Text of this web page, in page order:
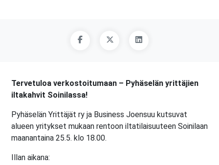
Tervetuloa verkostoitumaan – Pyhäselän yrittäjien
iltakahvit Soinilassa!
Pyhäselän Yrittäjät ry ja Business Joensuu kutsuvat
alueen yritykset mukaan rentoon iltatilaisuuteen Soinilaan
maanantaina 25.5. klo 18.00.
Illan aikana: